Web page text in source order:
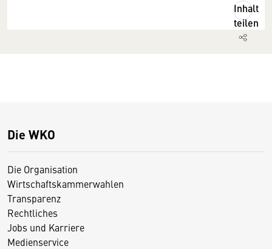
Inhalt
teilen
Die WKO
Die Organisation
Wirtschaftskammerwahlen
Transparenz
Rechtliches
Jobs und Karriere
Medienservice